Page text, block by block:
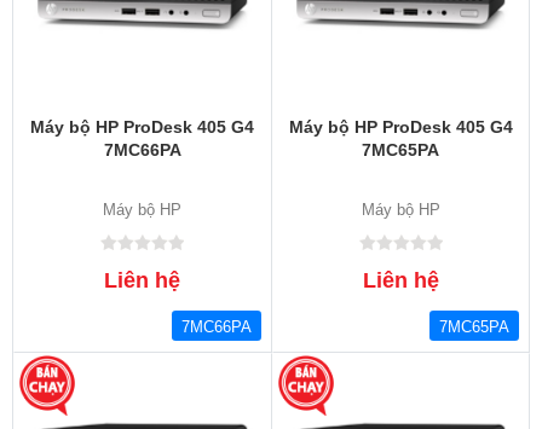
Máy bộ HP ProDesk 405 G4
7MC66PA
Máy bộ HP
Liên hệ
7MC66PA
Máy bộ HP ProDesk 405 G4
7MC65PA
Máy bộ HP
Liên hệ
7MC65PA